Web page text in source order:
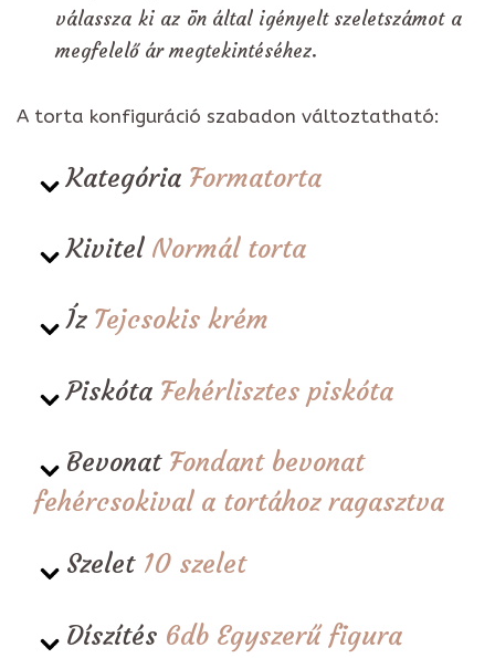
válassza ki az ön által igényelt szeletszámot a
megfelelő ár megtekintéséhez.
A torta konfiguráció szabadon változtatható:
Kategória Formatorta
Kivitel Normál torta
Íz Tejcsokis krém
Piskóta Fehérlisztes piskóta
Bevonat Fondant bevonat
fehércsokival a tortához ragasztva
Szelet 10 szelet
Díszítés 6db Egyszerű figura